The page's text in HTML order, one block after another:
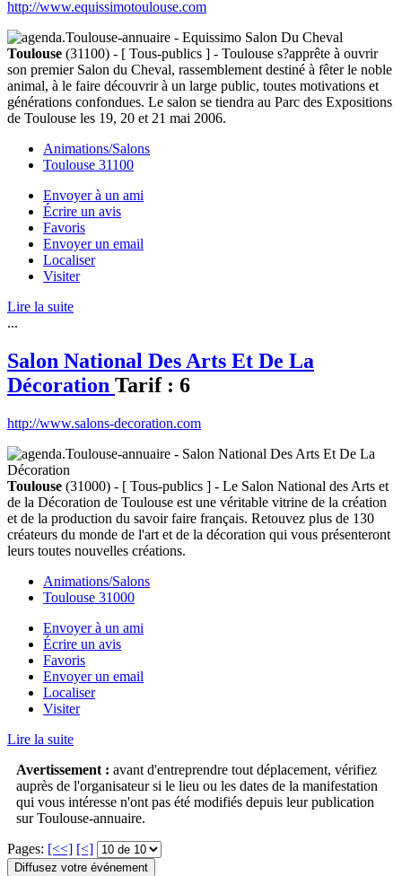
http://www.equissimotoulouse.com
Toulouse (31100) - [ Tous-publics ] - Toulouse s?apprête à ouvrir
son premier Salon du Cheval, rassemblement destiné à fêter le noble
animal, à le faire découvrir à un large public, toutes motivations et
générations confondues. Le salon se tiendra au Parc des Expositions
de Toulouse les 19, 20 et 21 mai 2006.
Animations/Salons
Toulouse 31100
Envoyer à un ami
Écrire un avis
Favoris
Envoyer un email
Localiser
Visiter
Lire la suite
...
Salon National Des Arts Et De La
Décoration Tarif : 6
http://www.salons-decoration.com
Toulouse (31000) - [ Tous-publics ] - Le Salon National des Arts et
de la Décoration de Toulouse est une véritable vitrine de la création
et de la production du savoir faire français. Retouvez plus de 130
créateurs du monde de l'art et de la décoration qui vous présenteront
leurs toutes nouvelles créations.
Animations/Salons
Toulouse 31000
Envoyer à un ami
Écrire un avis
Favoris
Envoyer un email
Localiser
Visiter
Lire la suite
Avertissement : avant d'entreprendre tout déplacement, vérifiez
auprès de l'organisateur si le lieu ou les dates de la manifestation
qui vous intéresse n'ont pas été modifiés depuis leur publication
sur Toulouse-annuaire.
Pages: [<<] [<]
Diffusez votre événement